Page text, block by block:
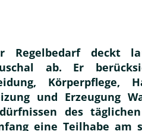
Regelbedarf deckt
ab. Er
Körperpflege,
und Erzeugung
des
eine Teilhabe am